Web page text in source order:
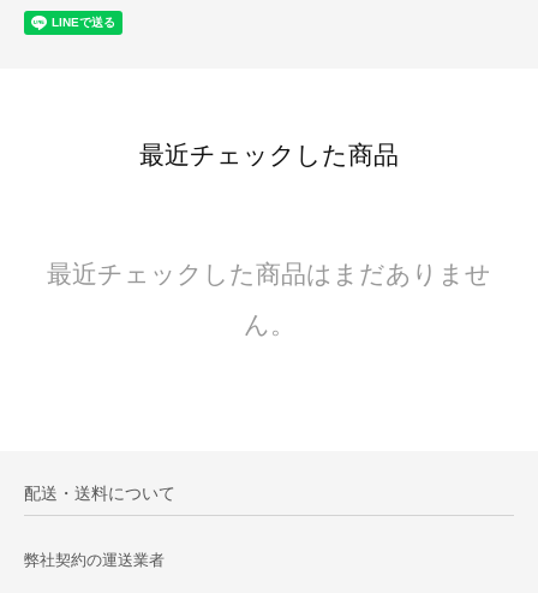
最近チェックした商品
最近チェックした商品はまだありませ
ん。
配送・送料について
弊社契約の運送業者